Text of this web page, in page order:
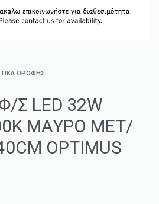
ΟΡΟΦΉΣ
Σ LED 32W
ΜΑΥΡΟ ΜΕΤ/
OPTIMUS